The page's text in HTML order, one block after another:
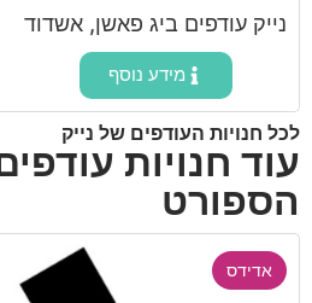
נייק עודפים ביג פאשן, אשדוד
מידע נוסף
לכל חנויות העודפים של נייק
עוד חנויות
הספורט
אדידס